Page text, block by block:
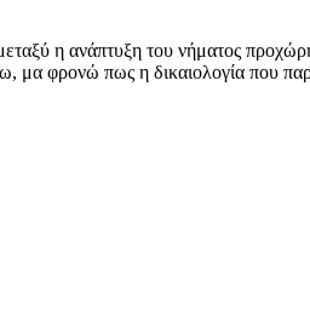
η ανάπτυξη του νήματος
μα φρονώ πως η δικαιολογία που